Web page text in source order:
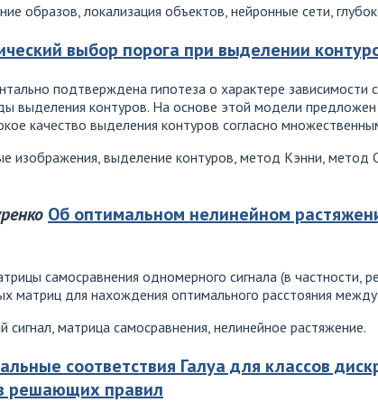
образов, локализация объектов, нейронные сети,
выбор порога при выделении
подтверждена гипотеза о характере
выделения контуров. На основе этой модели
качество выделения контуров согласно
изображения, выделение контуров, метод Кэнни, метод
Об оптимальном нелинейном
самосравнения одномерного сигнала (в частности,
матриц для нахождения оптимального расстояния
сигнал, матрица самосравнения, нелинейное растяжение.
соответствия Галуа для классов
решающих правил